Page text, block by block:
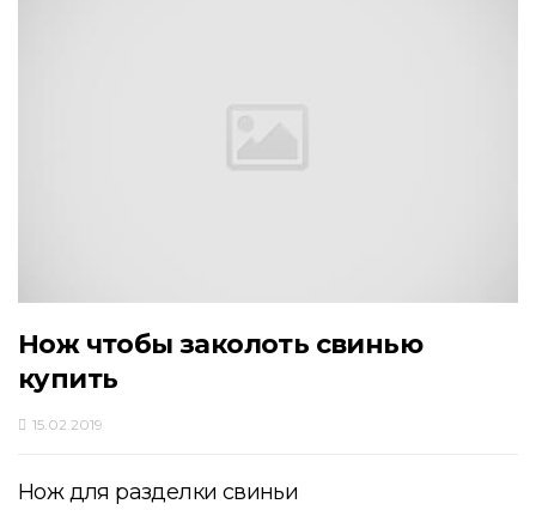
Нож чтобы заколоть свинью
купить
15.02.2019
Нож для разделки свиньи